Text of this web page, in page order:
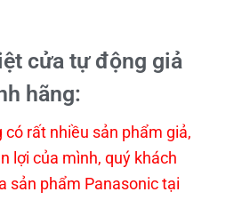
cửa tự động giả
hãng:
có rất nhiều sản phẩm giả,
lợi của mình, quý khách
sản phẩm Panasonic tại